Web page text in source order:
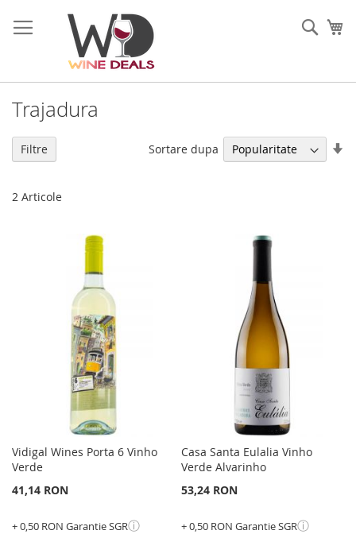
la
Continut
Trajadura
2 Articole
Sortare dupa
Vidigal Wines Porta 6 Vinho
Verde
41,14 RON
+ 0,50 RON Garantie SGRⓘ
Casa Santa Eulalia Vinho
Verde Alvarinho
53,24 RON
+ 0,50 RON Garantie SGRⓘ
Filtre